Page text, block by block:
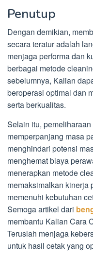
Penutup
Dengan demikian,
secara teratur adalah
menjaga performa dan
berbagai metode
sebelumnya, Kalian
beroperasi optimal dan
serta berkualitas.
Selain itu,
memperpanjang masa
menghindari potensi
menghemat biaya
menerapkan metode
memaksimalkan kinerja
memenuhi kebutuhan
Semoga artikel dari
membantu Kalian Cara
Teruslah menjaga
untuk hasil cetak yang